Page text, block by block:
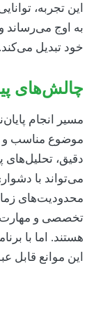
تجربه،
اوج می‌رساند و
تبدیل می‌کند.
انجام
مناسب و
تحلیل‌های
با
زمانی،
و مهارت‌های
اما با
موانع قابل عبور